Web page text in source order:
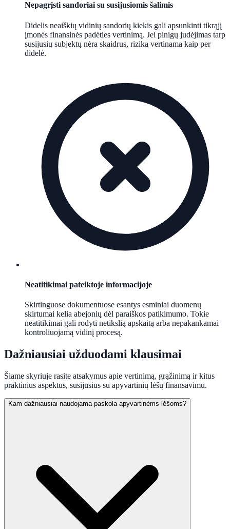
Nepagrįsti sandoriai su susijusiomis šalimis
Didelis neaiškių vidinių sandorių kiekis gali apsunkinti tikrąjį
įmonės finansinės padėties vertinimą. Jei pinigų judėjimas tarp
susijusių subjektų nėra skaidrus, rizika vertinama kaip per
didelė.
Neatitikimai pateiktoje informacijoje
Skirtinguose dokumentuose esantys esminiai duomenų
skirtumai kelia abejonių dėl paraiškos patikimumo. Tokie
neatitikimai gali rodyti netikslią apskaitą arba nepakankamai
kontroliuojamą vidinį procesą.
Dažniausiai užduodami klausimai
Šiame skyriuje rasite atsakymus apie vertinimą, grąžinimą ir kitus
praktinius aspektus, susijusius su apyvartinių lėšų finansavimu.
Kam dažniausiai naudojama paskola apyvartinėms lėšoms?